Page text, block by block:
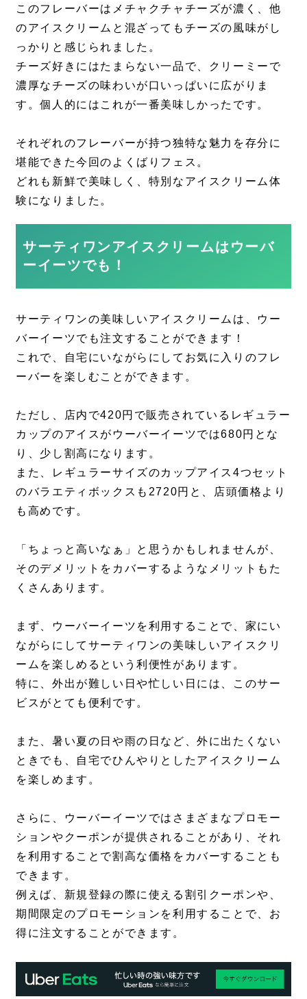
このフレーバーはメチャクチャチーズが濃く、他
のアイスクリームと混ざってもチーズの風味がし
っかりと感じられました。
チーズ好きにはたまらない一品で、クリーミーで
濃厚なチーズの味わいが口いっぱいに広がりま
す。個人的にはこれが一番美味しかったです。
それぞれのフレーバーが持つ独特な魅力を存分に
堪能できた今回のよくばりフェス。
どれも新鮮で美味しく、特別なアイスクリーム体
験になりました。
サーティワンアイスクリームはウーバ
ーイーツでも！
サーティワンの美味しいアイスクリームは、ウー
バーイーツでも注文することができます！
これで、自宅にいながらにしてお気に入りのフレ
ーバーを楽しむことができます。
ただし、店内で420円で販売されているレギュラー
カップのアイスがウーバーイーツでは680円とな
り、少し割高になります。
また、レギュラーサイズのカップアイス4つセット
のバラエティボックスも2720円と、店頭価格より
も高めです。
「ちょっと高いなぁ」と思うかもしれませんが、
そのデメリットをカバーするようなメリットもた
くさんあります。
まず、ウーバーイーツを利用することで、家にい
ながらにしてサーティワンの美味しいアイスクリ
ームを楽しめるという利便性があります。
特に、外出が難しい日や忙しい日には、このサー
ビスがとても便利です。
また、暑い夏の日や雨の日など、外に出たくない
ときでも、自宅でひんやりとしたアイスクリーム
を楽しめます。
さらに、ウーバーイーツではさまざまなプロモー
ションやクーポンが提供されることがあり、それ
を利用することで割高な価格をカバーすることも
できます。
例えば、新規登録の際に使える割引クーポンや、
期間限定のプロモーションを利用することで、お
得に注文することができます。